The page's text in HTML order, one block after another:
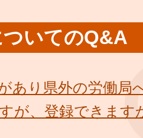
いてのQ&A
あり県外の労働局
が、登録できます